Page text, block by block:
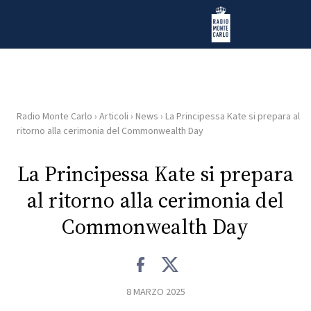
Radio Monte Carlo
HOME
RADIO
WEB
Radio Monte Carlo › Articoli › News › La Principessa Kate si prepara al
ritorno alla cerimonia del Commonwealth Day
La Principessa Kate si prepara
al ritorno alla cerimonia del
Commonwealth Day
8 MARZO 2025